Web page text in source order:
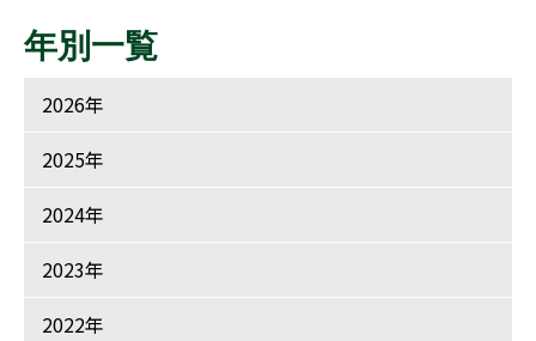
年別一覧
2026年
2025年
2024年
2023年
2022年